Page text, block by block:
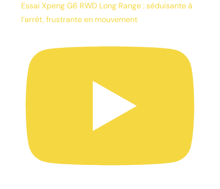
Essai Xpeng G6 RWD Long Range : séduisante à
l’arrêt, frustrante en mouvement